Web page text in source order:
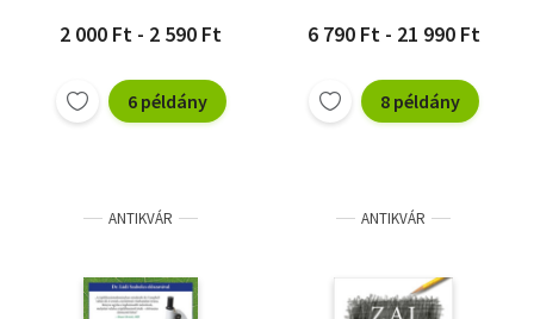
2 000 Ft - 2 590 Ft
6 példány
6 790 Ft - 21 990 Ft
8 példány
ANTIKVÁR ANTIKVÁR